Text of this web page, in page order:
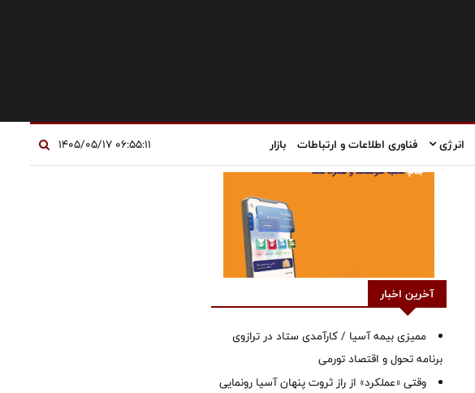
انرژی فناوری اطلاعات و ارتباطات بازار
آخرین اخبار
ممیزی بیمه آسیا / کارآمدی ستاد در ترازوی
برنامه تحول و اقتصاد تورمی
وقتی «عملکرد» از راز ثروت پنهان آسیا رونمایی